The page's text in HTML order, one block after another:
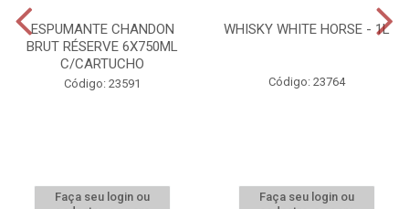
ESPUMANTE CHANDON
BRUT RÉSERVE 6X750ML
C/CARTUCHO
Código: 23591
Faça seu login ou
WHISKY WHITE HORSE - 1L
Código: 23764
Faça seu login ou